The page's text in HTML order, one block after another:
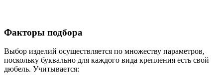
Факторы подбора
Выбор изделий осуществляется по множеству параметров,
поскольку буквально для каждого вида крепления есть свой
дюбель. Учитывается: